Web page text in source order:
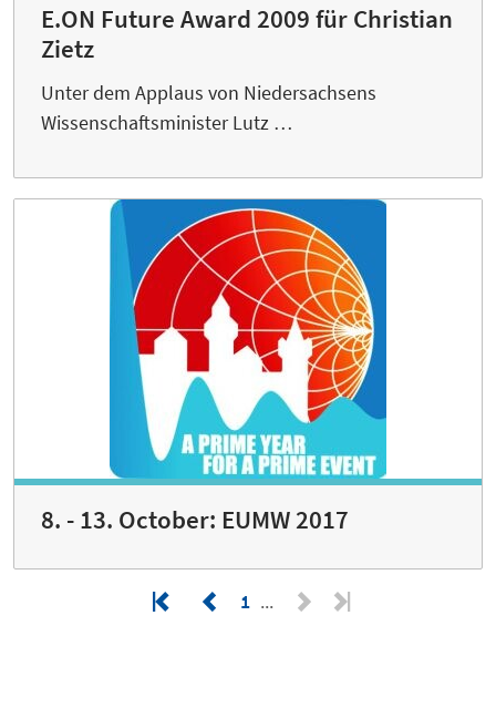
E.ON Future Award 2009 für Christian
Zietz
Unter dem Applaus von Niedersachsens
Wissenschaftsminister Lutz …
8. - 13. October: EUMW 2017
1